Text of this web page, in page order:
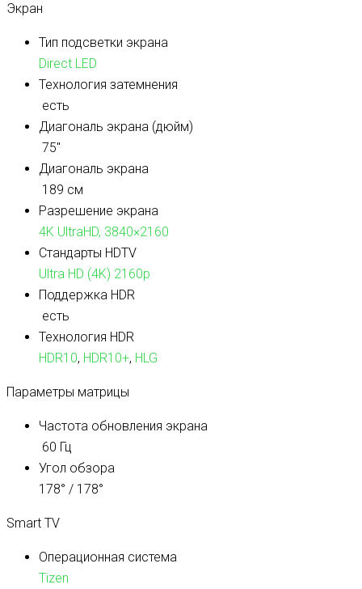
Экран
Тип подсветки экрана
Direct LED
Технология затемнения
есть
Диагональ экрана (дюйм)
75″
Диагональ экрана
189 см
Разрешение экрана
4K UltraHD, 3840×2160
Стандарты HDTV
Ultra HD (4K) 2160p
Поддержка HDR
есть
Технология HDR
HDR10, HDR10+, HLG
Параметры матрицы
Частота обновления экрана
60 Гц
Угол обзора
178° / 178°
Smart TV
Операционная система
Tizen